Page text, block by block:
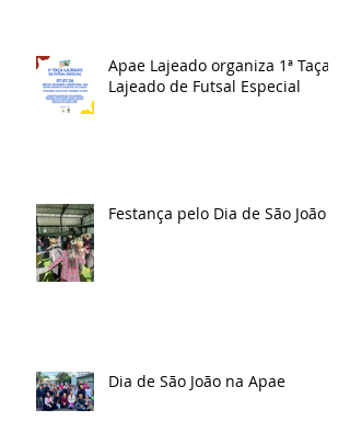
Apae Lajeado organiza 1ª Taça
Lajeado de Futsal Especial
Festança pelo Dia de São João
Dia de São João na Apae